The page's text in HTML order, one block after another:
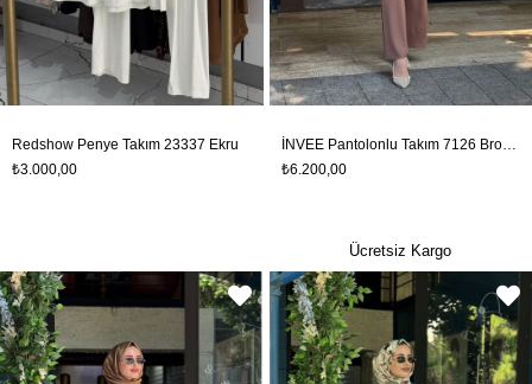
Redshow Penye Takım 23337 Ekru
₺3.000,00
İNVEE Pantolonlu Takım 7126 Browni
₺6.200,00
Ücretsiz Kargo